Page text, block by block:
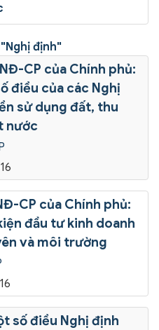
"Nghị định"
CP của Chính phủ:
điều của các Nghị
sử dụng đất, thu
nước
CP của Chính phủ:
đầu tư kinh doanh
và môi trường
số điều Nghị định